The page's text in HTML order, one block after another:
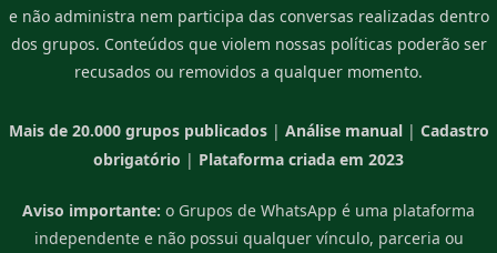
e não administra nem participa das conversas realizadas dentro
dos grupos. Conteúdos que violem nossas políticas poderão ser
recusados ou removidos a qualquer momento.
Mais de 20.000 grupos publicados| Análise manual| Cadastro
obrigatório | Plataforma criada em 2023
Aviso importante: o Grupos de WhatsApp é uma plataforma
independente e não possui qualquer vínculo, parceria ou